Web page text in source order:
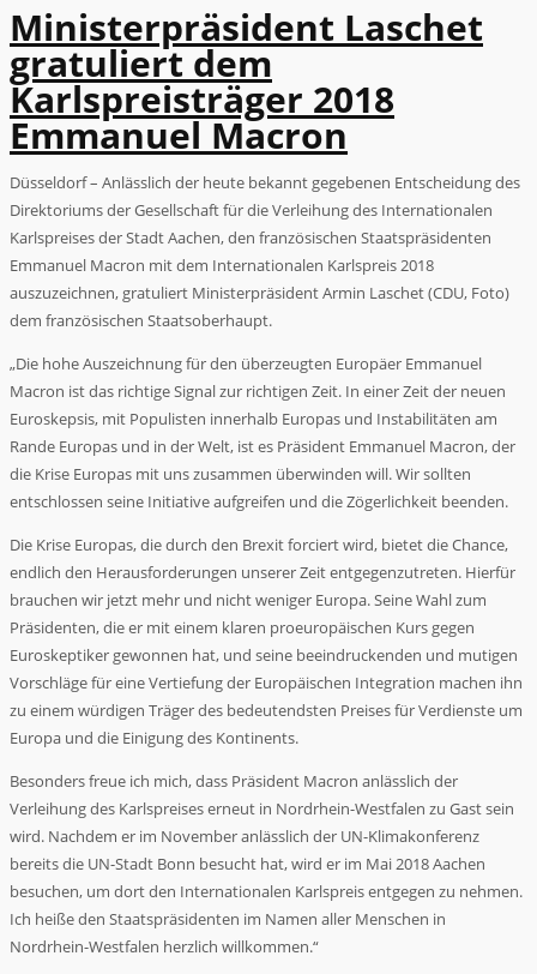
Ministerpräsident Laschet
gratuliert dem
Karlspreisträger 2018
Emmanuel Macron
Düsseldorf – Anlässlich der heute bekannt gegebenen Entscheidung des
Direktoriums der Gesellschaft für die Verleihung des Internationalen
Karlspreises der Stadt Aachen, den französischen Staatspräsidenten
Emmanuel Macron mit dem Internationalen Karlspreis 2018
auszuzeichnen, gratuliert Ministerpräsident Armin Laschet (CDU, Foto)
dem französischen Staatsoberhaupt.
„Die hohe Auszeichnung für den überzeugten Europäer Emmanuel
Macron ist das richtige Signal zur richtigen Zeit. In einer Zeit der neuen
Euroskepsis, mit Populisten innerhalb Europas und Instabilitäten am
Rande Europas und in der Welt, ist es Präsident Emmanuel Macron, der
die Krise Europas mit uns zusammen überwinden will. Wir sollten
entschlossen seine Initiative aufgreifen und die Zögerlichkeit beenden.
Die Krise Europas, die durch den Brexit forciert wird, bietet die Chance,
endlich den Herausforderungen unserer Zeit entgegenzutreten. Hierfür
brauchen wir jetzt mehr und nicht weniger Europa. Seine Wahl zum
Präsidenten, die er mit einem klaren proeuropäischen Kurs gegen
Euroskeptiker gewonnen hat, und seine beeindruckenden und mutigen
Vorschläge für eine Vertiefung der Europäischen Integration machen ihn
zu einem würdigen Träger des bedeutendsten Preises für Verdienste um
Europa und die Einigung des Kontinents.
Besonders freue ich mich, dass Präsident Macron anlässlich der
Verleihung des Karlspreises erneut in Nordrhein-Westfalen zu Gast sein
wird. Nachdem er im November anlässlich der UN-Klimakonferenz
bereits die UN-Stadt Bonn besucht hat, wird er im Mai 2018 Aachen
besuchen, um dort den Internationalen Karlspreis entgegen zu nehmen.
Ich heiße den Staatspräsidenten im Namen aller Menschen in
Nordrhein-Westfalen herzlich willkommen.“